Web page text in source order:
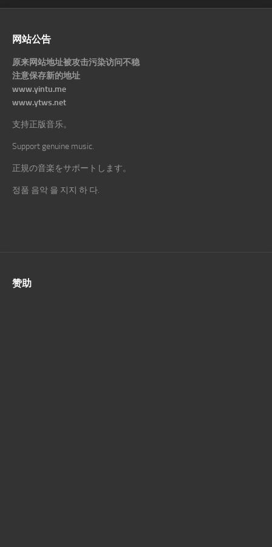
网站公告
原来网站地址被攻击污染访问不稳
注意保存新的地址
www.yintu.me
www.ytws.net
支持正版音乐。
Support genuine music.
正規の音楽をサポートします。
정품 음악 을 지지 하 다.
赞助